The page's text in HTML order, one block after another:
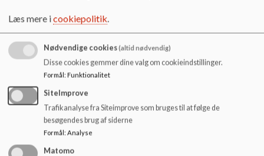
Referat 26. februar 2026
Referat 8. december 2025
Referat 7. oktober 2025
Læs mere icookiepolitik.
Nødvendige cookies(altid nødvendig)
Disse cookies gemmer dine valg om cookieindstillinger.
Formål: Funktionalitet
SiteImprove
Trafikanalyse fra Siteimprove som bruges til at følge de
besøgendes brug af siderne
Formål: Analyse
Matomo